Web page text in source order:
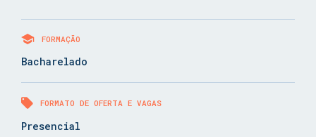
FORMAÇÃO
Bacharelado
FORMATO DE OFERTA E VAGAS
Presencial